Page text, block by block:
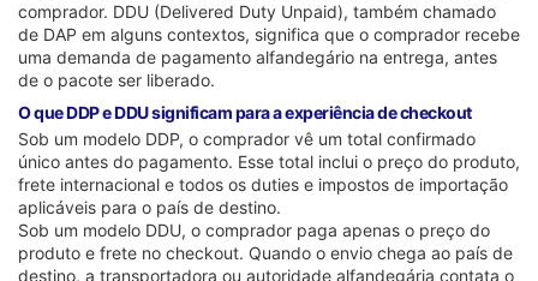
comprador. DDU (Delivered Duty Unpaid), também chamado
de DAP em alguns contextos, significa que o comprador recebe
uma demanda de pagamento alfandegário na entrega, antes
de o pacote ser liberado.
O que DDP e DDU significam para a experiência de checkout
Sob um modelo DDP, o comprador vê um total confirmado
único antes do pagamento. Esse total inclui o preço do produto,
frete internacional e todos os duties e impostos de importação
aplicáveis para o país de destino.
Sob um modelo DDU, o comprador paga apenas o preço do
produto e frete no checkout. Quando o envio chega ao país de
destino, a transportadora ou autoridade alfandegária contata o